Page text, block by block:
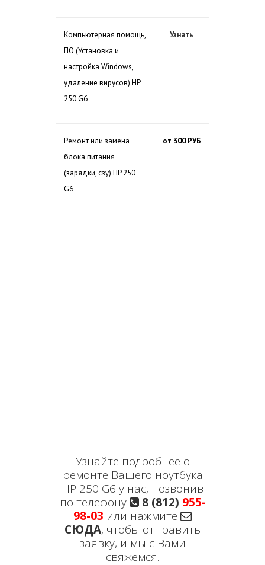
Компьютерная помощь,
ПО (Установка и
настройка Windows,
удаление вирусов) HP
250 G6
Узнать
Ремонт или замена
блока питания
(зарядки, сзу) HP 250
G6
от 300 РУБ
Узнайте подробнее о
ремонте Вашего ноутбука
HP 250 G6 у нас, позвонив
по телефону
8 (812) 955-
98-03 или нажмите
СЮДА, чтобы отправить
заявку, и мы с Вами
свяжемся.